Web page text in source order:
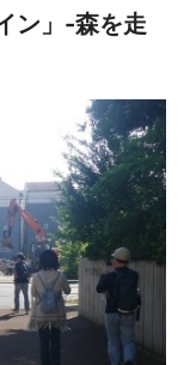
ン」-森を走